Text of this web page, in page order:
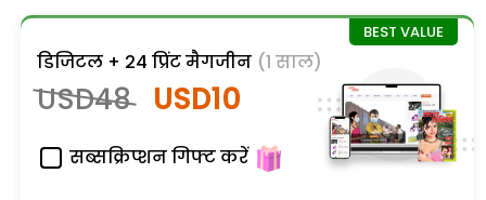
डिजिटल + 24 प्रिंट मैगजीन (1 साल)
USD48 USD10
सब्सक्रिप्शन गिफ्ट करें